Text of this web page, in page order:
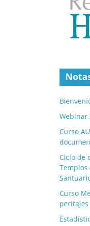
Webinar
Curso
Ciclo de
Templos
Curso
peritajes